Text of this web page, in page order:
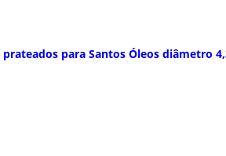
para Santos Óleos diâmetro